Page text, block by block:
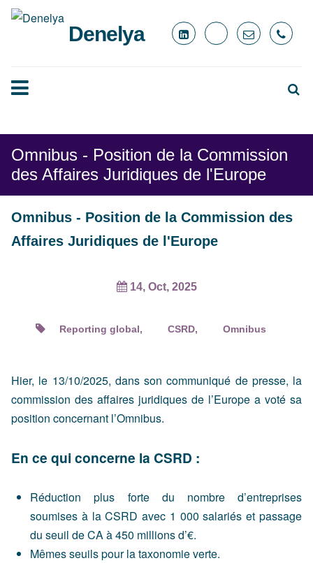
Denelya
Omnibus - Position de la Commission
des Affaires Juridiques de l'Europe
Omnibus - Position de la Commission des
Affaires Juridiques de l'Europe
14, Oct, 2025
Reporting global CSRD Omnibus
Hier, le 13/10/2025, dans son communiqué de presse, la
commission des affaires juridiques de l’Europe a voté sa
position concernant l’Omnibus.
En ce qui concerne la CSRD :
Réduction plus forte du nombre d’entreprises
soumises à la CSRD avec 1 000 salariés et passage
du seuil de CA à 450 millions d’€.
Mêmes seuils pour la taxonomie verte.